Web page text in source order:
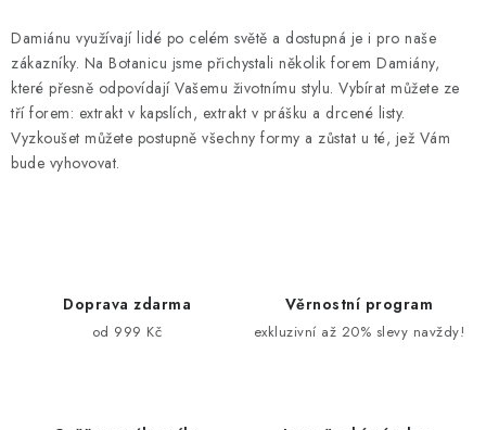
Damiánu využívají lidé po celém světě a dostupná je i pro naše
zákazníky. Na Botanicu jsme přichystali několik forem Damiány,
které přesně odpovídají Vašemu životnímu stylu. Vybírat můžete ze
tří forem: extrakt v kapslích, extrakt v prášku a drcené listy.
Vyzkoušet můžete postupně všechny formy a zůstat u té, jež Vám
bude vyhovovat.
Doprava zdarma
od 999 Kč
Věrnostní program
exkluzivní až 20% slevy navždy!